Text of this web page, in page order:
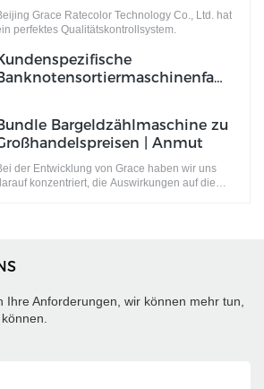
Grace Ratecolor Technology Co., Ltd. hat
perfektes Qualitätskontrollsystem.
Bargeldzählmaschine zu
| Anmut
der Entwicklung von Grace haben wir uns
konzentriert, die Auswirkungen auf die
Ihre Anforderungen, wir können mehr tun,